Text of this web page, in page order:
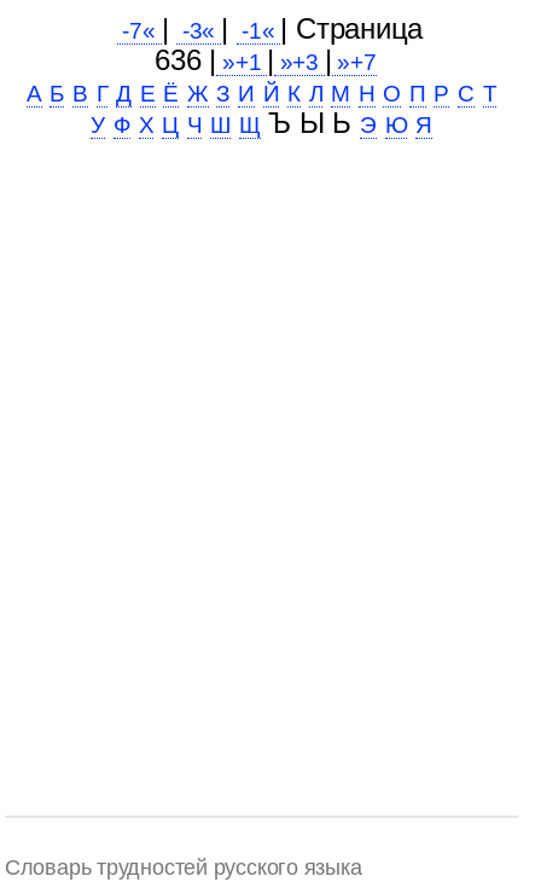
-7« | -3« | -1« | Cтраница
636 | »+1 | »+3 | »+7
А Б В Г Д Е Ё Ж З И Й К Л М Н О П Р С Т
У Ф Х Ц Ч Ш Щ Ъ Ы Ь Э Ю Я
Словарь трудностей русского языка